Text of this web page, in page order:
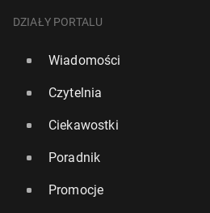
DZIAŁY PORTALU
Wiadomości
Czytelnia
Ciekawostki
Poradnik
Promocje